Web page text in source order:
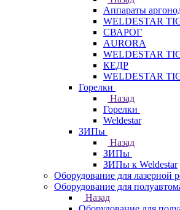
Аппараты
WELDESTAR
СВАРОГ
AURORA
WELDESTAR
КЕДР
WELDESTAR
Горелки
Назад
Горелки
Weldestar
ЗИПы
Назад
ЗИПы
ЗИПы к Weldestar
Оборудование для лазерной
Оборудование для
Назад